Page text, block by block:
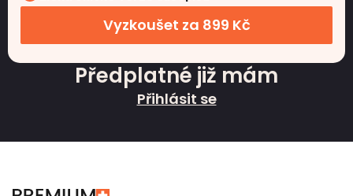
Vyzkoušet za 899 Kč
Předplatné již mám
Přihlásit se